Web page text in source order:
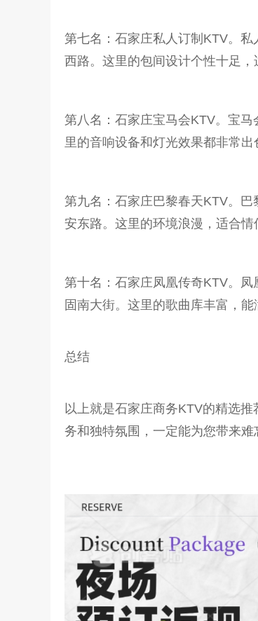
第七名：石家庄私人订制KTV。
西路。这里的包间设计个性十足，
第八名：石家庄宝马会KTV。宝
里的音响设备和灯光效果都非常出
第九名：石家庄巴黎春天KTV。
安东路。这里的环境浪漫，适合情
第十名：石家庄凤凰传奇KTV。
固南大街。这里的歌曲库丰富，能
总结
以上就是石家庄商务KTV的精选
务和独特氛围，一定能为您带来